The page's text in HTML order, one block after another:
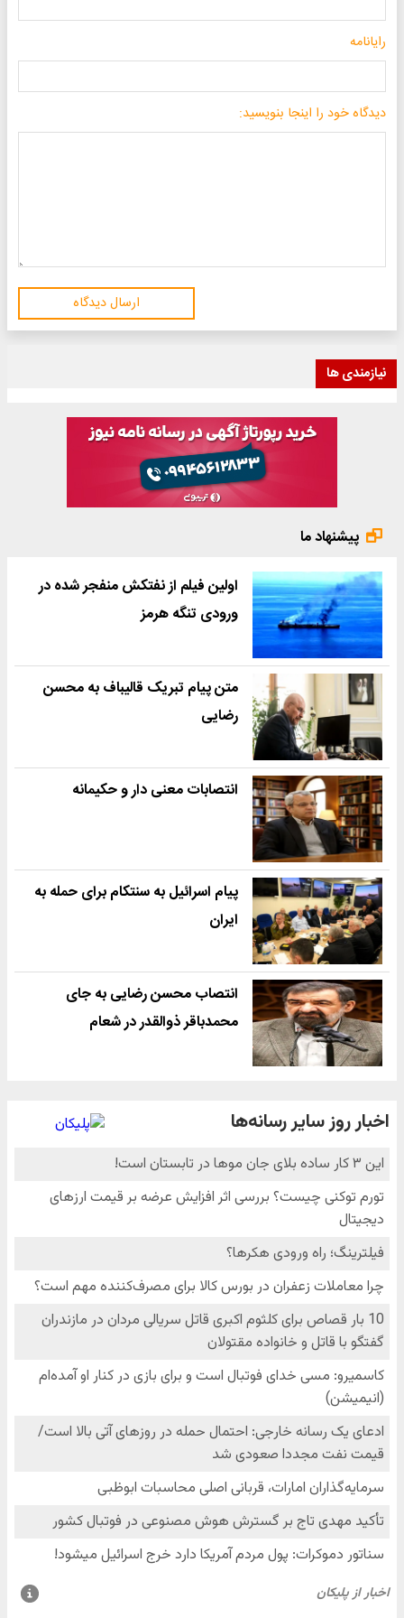
رایانامه
دیدگاه خود را اینجا بنویسید:
ارسال دیدگاه
نیازمندی ها
پیشنهاد ما
اولین فیلم از نفتکش منفجر شده در
ورودی تنگه هرمز
متن پیام تبریک قالیباف به محسن
رضایی
انتصابات معنی دار و حکیمانه
پیام اسرائیل به سنتکام برای حمله به
ایران
انتصاب محسن رضایی به جای
محمدباقر ذوالقدر در شعام